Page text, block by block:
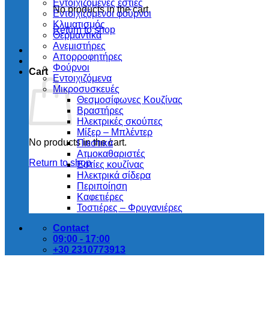
No products in the cart.
Return to shop
Cart
No products in the cart.
Return to shop
Εντοιχιζόμενες εστίες
Εντοιχιζόμενοι φούρνοι
Κλιματισμός
Θερμαντικά
Ανεμιστήρες
Απορροφητήρες
Φούρνοι
Εντoιχιζόμενα
Μικροσυσκευές
Θεσμοσίφωνες Κουζίνας
Βραστήρες
Ηλεκτρικές σκούπες
Μίξερ – Μπλέντερ
Πιεστικά
Ατμοκαθαριστές
Εστίες κουζίνας
Ηλεκτρικά σίδερα
Περιποίηση
Καφετιέρες
Τοστιέρες – Φρυγανιέρες
Contact
09:00 - 17:00
+30 2310773913